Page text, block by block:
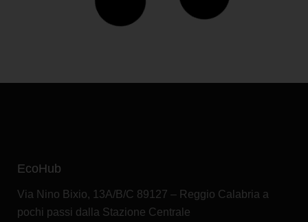
EcoHub
Via Nino Bixio, 13A/B/C 89127 – Reggio Calabria a
pochi passi dalla Stazione Centrale